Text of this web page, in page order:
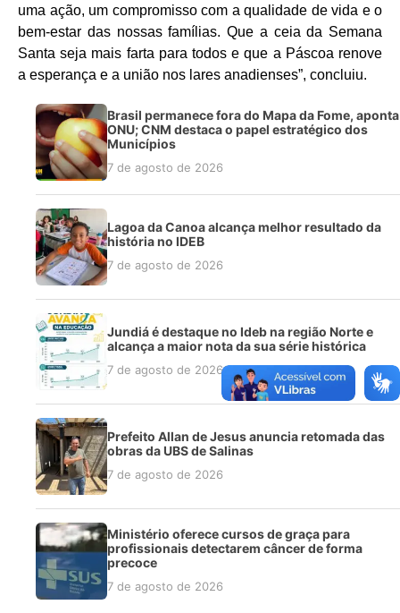
uma ação, um compromisso com a qualidade de vida e o
bem-estar das nossas famílias. Que a ceia da Semana
Santa seja mais farta para todos e que a Páscoa renove
a esperança e a união nos lares anadienses”, concluiu.
Brasil permanece fora do Mapa da Fome, aponta
ONU; CNM destaca o papel estratégico dos
Municípios
7 de agosto de 2026
Lagoa da Canoa alcança melhor resultado da
história no IDEB
7 de agosto de 2026
Jundiá é destaque no Ideb na região Norte e
alcança a maior nota da sua série histórica
7 de agosto de 2026
Prefeito Allan de Jesus anuncia retomada das
obras da UBS de Salinas
7 de agosto de 2026
Ministério oferece cursos de graça para
profissionais detectarem câncer de forma
precoce
7 de agosto de 2026